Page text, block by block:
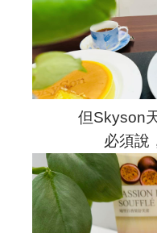
但Skyson
必須說